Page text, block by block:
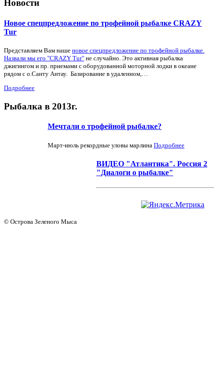
Новости
Новое спецпредложение по трофейной рыбалке CRAZY
Tur
Представляем Вам наше новое спецпредложение по трофейной рыбалке.
Назвали мы его "CRAZY Tur" не случайно. Это активная рыбалка
джигингом и пр. приемами с оборудованной моторной лодки в океане
рядом с о.Санту Антау. Базирование в удаленном,…
Подробнее
Рыбалка в 2013г.
Мечтали о трофейной рыбалке?
Март-июль рекордные уловы марлина Подробнее
ВИДЕО "Атлантика". Россия 2
"Диалоги о рыбалке"
© Острова Зеленого Мыса